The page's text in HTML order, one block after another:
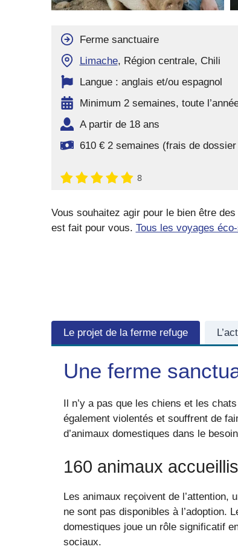
Ferme sanctuaire
Limache, Région centrale, Chili
Langue : anglais et/ou espagnol
Minimum 2 semaines, toute
A partir de 18 ans
610 € 2 semaines (frais de
8
Vous souhaitez agir pour le bien être
est fait pour vous. Tous les voyages
Le projet de la ferme refuge
Une ferme
Il n’y a pas que les chiens et les
également violentés et souffrent de
d’animaux domestiques dans le
160 animaux
Les animaux reçoivent de
ne sont pas disponibles à l’adoption.
domestiques joue un rôle significatif
sociaux.